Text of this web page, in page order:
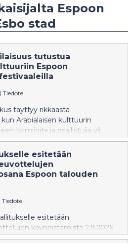
Espoon
stad
tutustua
Espoon
| Tiedote
täyttyy rikkaasta
Arabialaisen kulttuurin
toimijoita ja osallistujia yli
elokuuta 2026 Tapiolassa.
tanssia, taidetta, kirjallisuutta,
sekä eri maiden
sisältöjä.
esitetään
Espoon talouden
Tiedote
esitetään
käynnistämistä 2.9.2026
kaupungin koko